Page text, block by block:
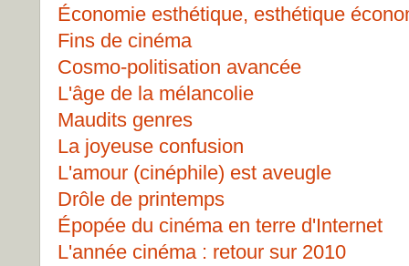
Économie esthétique, esthétique
Fins de cinéma
Cosmo-politisation avancée
L'âge de la mélancolie
Maudits genres
La joyeuse confusion
L'amour (cinéphile) est aveugle
Drôle de printemps
Épopée du cinéma en terre d'Internet
L'année cinéma : retour sur 2010